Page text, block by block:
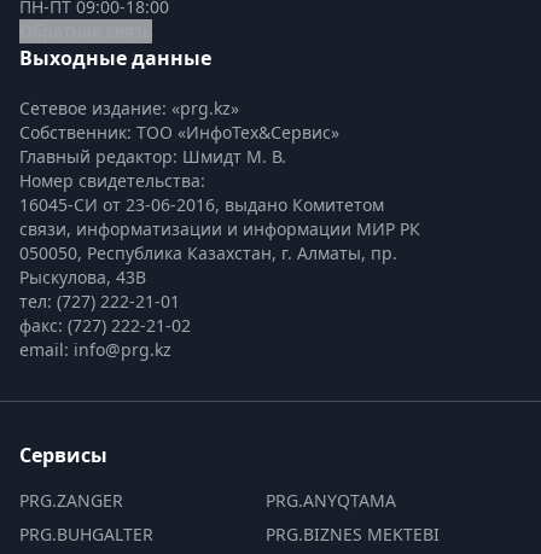
ПН-ПТ 09:00-18:00
Выходные данные
Сетевое издание: «prg.kz»
Собственник: ТОО «ИнфоТех&Сервис»
Главный редактор: Шмидт М. В.
Номер свидетельства:
16045-СИ от 23-06-2016, выдано Комитетом
связи, информатизации и информации МИР РК
050050, Республика Казахстан, г. Алматы, пр.
Рыскулова, 43В
тел: (727) 222-21-01
факс: (727) 222-21-02
email: info@prg.kz
Сервисы
PRG.ZANGER
PRG.BUHGALTER
PRG.ANYQTAMA
PRG.BIZNES MEKTEBI